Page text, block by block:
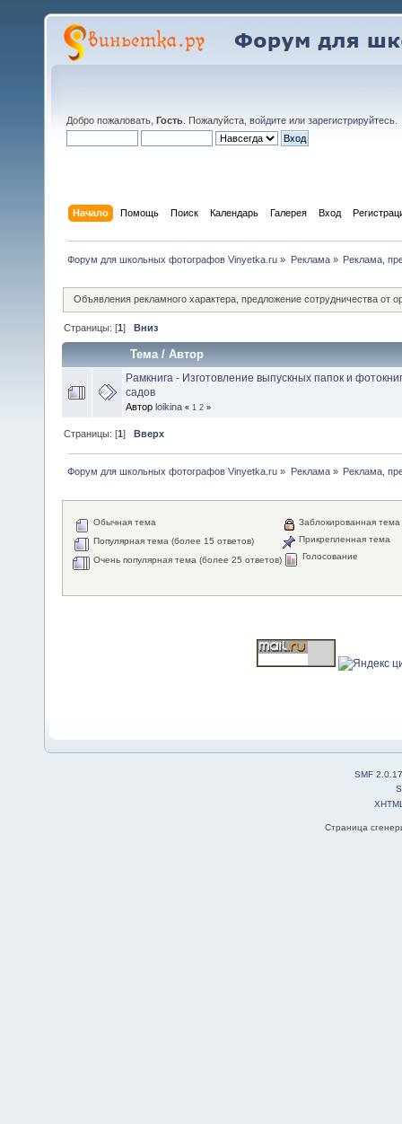
Добро пожаловать, Гость . Пожалуйста, войдите или зарегистрируйтесь
Начало Помощь Поиск Календарь Галерея Вход
Форум для школьных фотографов Vinyetka.ru » Реклама» Реклама,
Объявления рекламного характера, предложение сотрудничества от
Страницы: [1]Вниз
Тема /Автор
Рамкнига - Изготовление выпускных папок и
садов
Автор loikina « 1 2 »
Страницы: [1]Вверх
Форум для школьных фотографов Vinyetka.ru » Реклама» Реклама,
Обычная тема
Популярная тема (более 15 ответов)
Очень популярная тема (более 25 ответов)
Заблокированная тема
Прикрепленная тема
Голосование
SMF 2.0.17
Страница